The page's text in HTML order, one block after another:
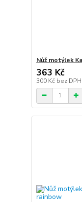
Nůž motýlek
363 Kč
300 Kč bez DPH